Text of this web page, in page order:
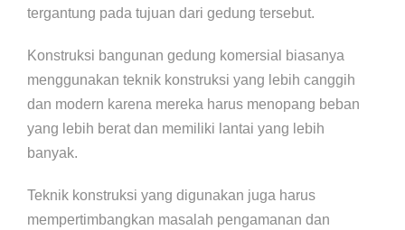
tergantung pada tujuan dari gedung tersebut.
Konstruksi bangunan gedung komersial biasanya
menggunakan teknik konstruksi yang lebih canggih
dan modern karena mereka harus menopang beban
yang lebih berat dan memiliki lantai yang lebih
banyak.
Teknik konstruksi yang digunakan juga harus
mempertimbangkan masalah pengamanan dan